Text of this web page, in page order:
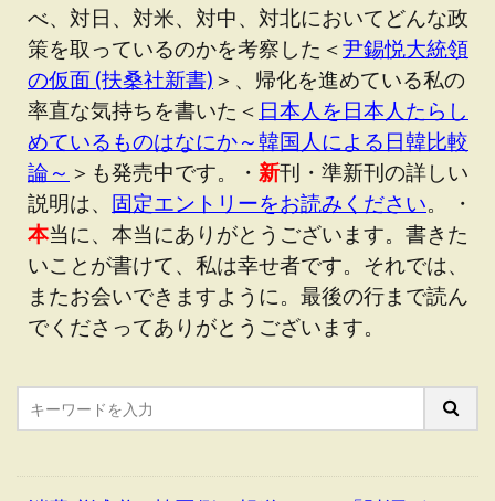
べ、対日、対米、対中、対北においてどんな政
策を取っているのかを考察した＜尹錫悦大統領
の仮面 (扶桑社新書) ＞、帰化を進めている私の
率直な気持ちを書いた＜ 日本人を日本人たらし
めているものはなにか～韓国人による日韓比較
論～ ＞も発売中です。・ 新刊・準新刊の詳しい
説明は、 固定エントリーをお読みください。 ・
本当に、本当にありがとうございます。書きた
いことが書けて、私は幸せ者です。それでは、
またお会いできますように。最後の行まで読ん
でくださってありがとうございます。